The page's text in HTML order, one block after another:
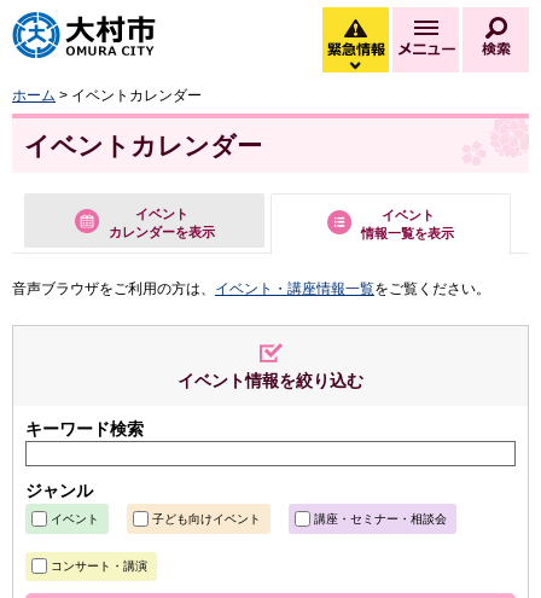
大村市
緊急情報
緊急情報を開く
メニュー
ホーム > イベントカレンダー
イベントカレンダー
イベント
カレンダーを表示
イベント
情報一覧を表示
音声ブラウザをご利用の方は、 イベント・講座情報一覧をご覧ください。
イベント情報を絞り込む
キーワード検索
ジャンル
イベント 子ども向けイベント 講座・セミナー・相談会
コンサート・講演